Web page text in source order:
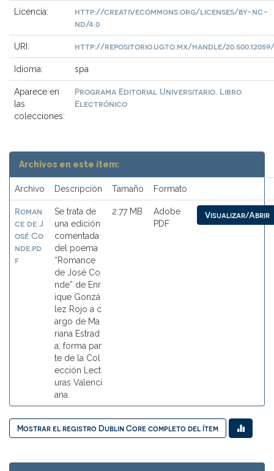
Licencia:
http://creativecommons.org/licenses/by-nc-
nd/4.0
URI: http://repositorio.ugto.mx/handle/20.500.12059/
Idioma: spa
Aparece en
las
colecciones:
Programa Editorial Universitario. Libro
Electrónico
Archivos en este ítem:
Archivo Descripción Tamaño Formato
Roman
ce de J
osé Co
nde.pd
f
Se trata de
una edición
comentada
del poema
“Romance
de José Co
nde” de Enr
ique Gonzá
lez Rojo a c
argo de Ma
riana Estrad
a; forma par
te de la Col
ección Lect
uras Valenci
ana.
2.77 MB
Adobe
PDF
Visualizar/Abrir
Mostrar el registro Dublin Core completo del ítem